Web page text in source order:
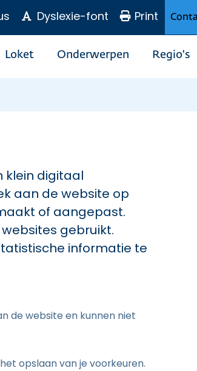
Dyslexie-font Print
Loket Onderwerpen Regio's
klein digitaal
aan de website op
of aangepast.
gebruikt.
informatie te
de website en kunnen niet
opslaan van je voorkeuren.